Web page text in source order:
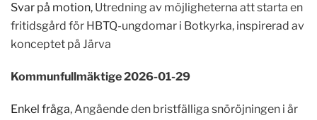
Svar på motion, Utredning av möjligheterna att starta en
fritidsgård för HBTQ-ungdomar i Botkyrka, inspirerad av
konceptet på Järva
Kommunfullmäktige 2026-01-29
Enkel fråga, Angående den bristfälliga snöröjningen i år